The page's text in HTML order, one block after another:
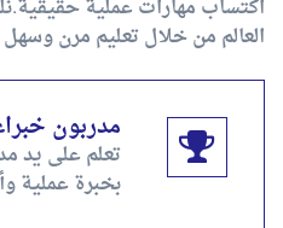
اكتساب مهارات عملية
العالم من خلال تعليم مرن
مدربون
تعلم على يد
بخبرة عملية